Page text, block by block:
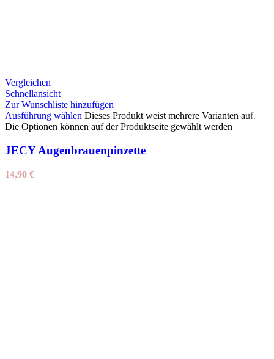
Vergleichen
Schnellansicht
Zur Wunschliste hinzufügen
Ausführung wählen Dieses Produkt weist mehrere Varianten auf.
Die Optionen können auf der Produktseite gewählt werden
JECY Augenbrauenpinzette
14,90 €